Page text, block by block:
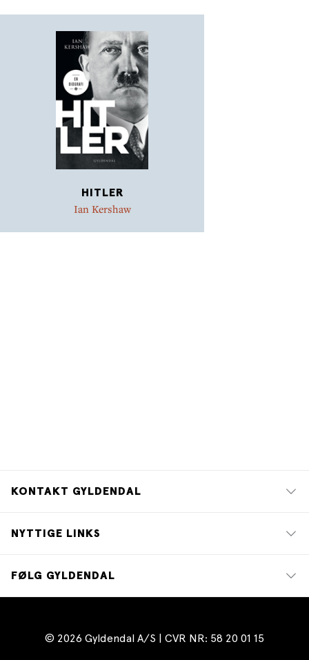
HITLER
Ian Kershaw
KONTAKT GYLDENDAL
NYTTIGE LINKS
FØLG GYLDENDAL
© 2026 Gyldendal A/S | CVR NR: 58 20 01 15